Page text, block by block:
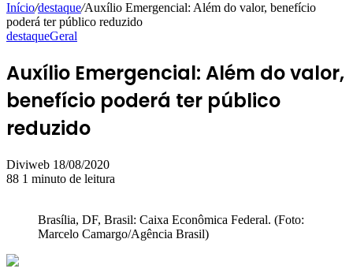
Início/destaque/Auxílio Emergencial: Além do valor, benefício
poderá ter público reduzido
destaqueGeral
Auxílio Emergencial: Além do valor,
benefício poderá ter público
reduzido
Diviweb Mande
um
18/08/2020
88 1 minuto de leitura
Brasília, DF, Brasil: Caixa Econômica Federal. (Foto:
Marcelo Camargo/Agência Brasil)